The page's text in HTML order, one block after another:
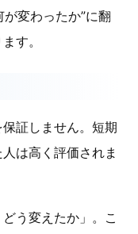
が変わったか”に翻
す。
証しません。短期
は高く評価されま
う変えたか」。こ